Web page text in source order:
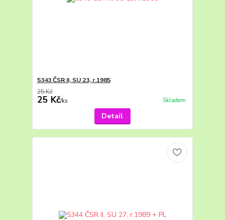
5343 ČSR II, SU 23, r.1985
25 Kč
25 Kč/ks Skladem
Detail